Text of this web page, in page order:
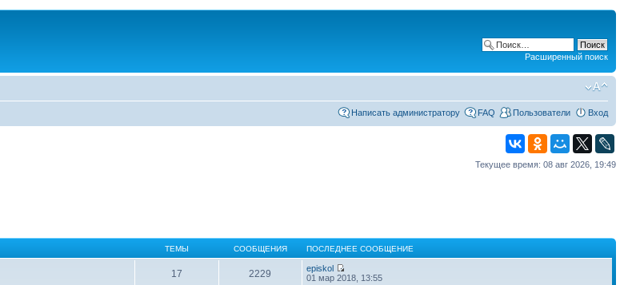
Расширенный поиск
Написать администратору FAQ Пользователи Вход
Текущее время: 08 авг 2026, 19:49
ТЕМЫ СООБЩЕНИЯ ПОСЛЕДНЕЕ СООБЩЕНИЕ
17 2229
episkol
01 мар 2018, 13:55